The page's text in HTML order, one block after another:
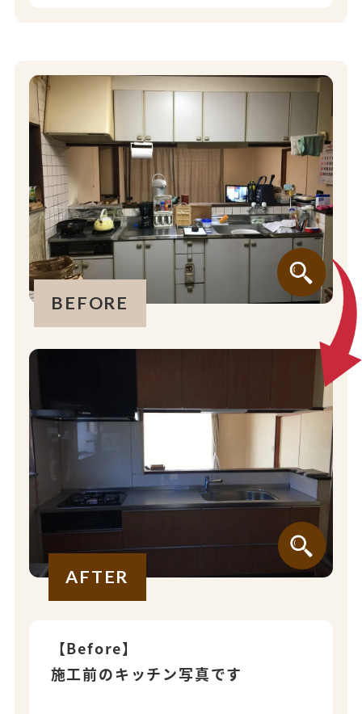
BEFORE
AFTER
【Before】
施工前のキッチン写真です